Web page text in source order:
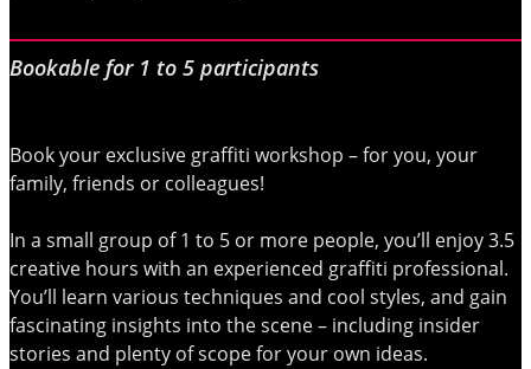
Bookable for 1 to 5 participants
Book your exclusive graffiti workshop – for you, your
family, friends or colleagues!
In a small group of 1 to 5 or more people, you’ll enjoy 3.5
creative hours with an experienced graffiti professional.
You’ll learn various techniques and cool styles, and gain
fascinating insights into the scene – including insider
stories and plenty of scope for your own ideas.